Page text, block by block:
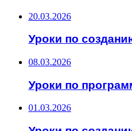
20.03.2026
Уроки по
08.03.2026
Уроки по
01.03.2026